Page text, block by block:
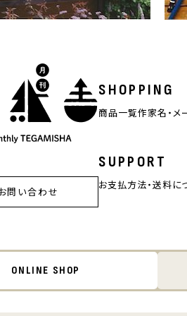
SHOPPING
商品一覧作家名・メ
SUPPORT
お支払方法・送料に
問い合わせ
ONLINE SHOP